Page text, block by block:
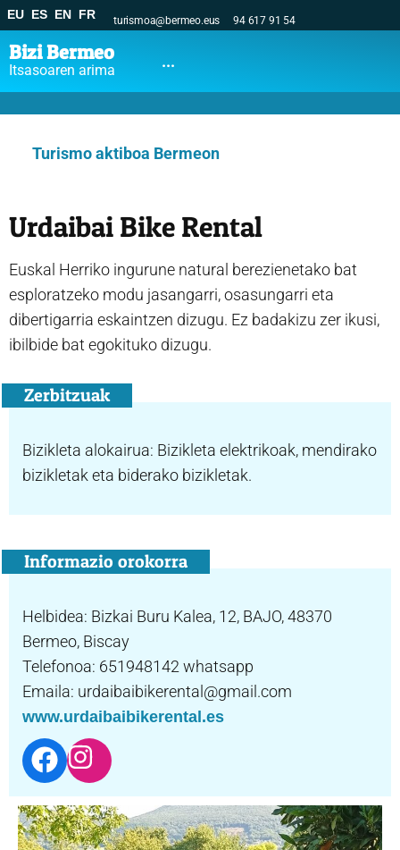
EU ES EN FR turismoa@bermeo.eus 94 617 91 54
Bizi Bermeo
Itsasoaren arima ...
Turismo aktiboa Bermeon
Urdaibai Bike Rental
Euskal Herriko ingurune natural berezienetako bat
esploratzeko modu jasangarri, osasungarri eta
dibertigarria eskaintzen dizugu. Ez badakizu zer ikusi,
ibilbide bat egokituko dizugu.
Zerbitzuak
Bizikleta alokairua: Bizikleta elektrikoak, mendirako
bizikletak eta biderako bizikletak.
Informazio orokorra
Helbidea: Bizkai Buru Kalea, 12, BAJO, 48370
Bermeo, Biscay
Telefonoa: 651948142 whatsapp
Emaila: urdaibaibikerental@gmail.com
www.urdaibaibikerental.es